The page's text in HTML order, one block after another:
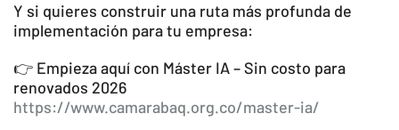
Y si quieres construir una ruta más profunda de
implementación para tu empresa:
👉 Empieza aquí con Máster IA – Sin costo para
renovados 2026
https://www.camarabaq.org.co/master-ia/